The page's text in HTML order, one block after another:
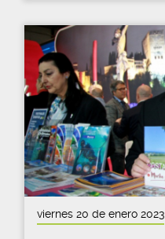
viernes 20 de enero 2023